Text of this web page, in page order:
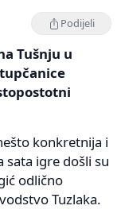
Podijeli
Tušnju u
konkretnija i
sata igre došli su
odlično
Tuzlaka.